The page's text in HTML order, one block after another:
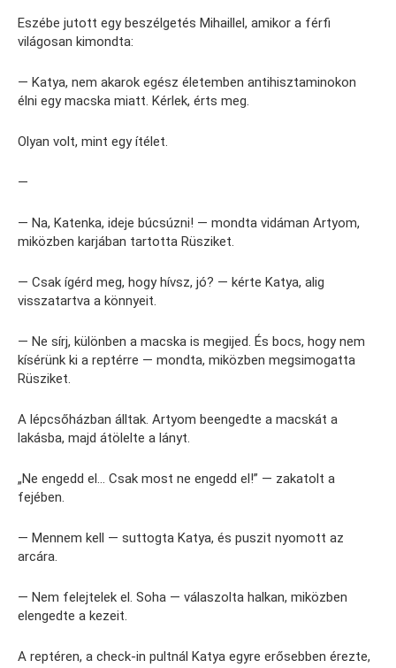
Eszébe jutott egy beszélgetés Mihaillel, amikor a férfi
világosan kimondta:
— Katya, nem akarok egész életemben antihisztaminokon
élni egy macska miatt. Kérlek, érts meg.
Olyan volt, mint egy ítélet.
—
— Na, Katenka, ideje búcsúzni! — mondta vidáman Artyom,
miközben karjában tartotta Rüsziket.
— Csak ígérd meg, hogy hívsz, jó? — kérte Katya, alig
visszatartva a könnyeit.
— Ne sírj, különben a macska is megijed. És bocs, hogy nem
kísérünk ki a reptérre — mondta, miközben megsimogatta
Rüsziket.
A lépcsőházban álltak. Artyom beengedte a macskát a
lakásba, majd átölelte a lányt.
„Ne engedd el… Csak most ne engedd el!” — zakatolt a
fejében.
— Mennem kell — suttogta Katya, és puszit nyomott az
arcára.
— Nem felejtelek el. Soha — válaszolta halkan, miközben
elengedte a kezeit.
A reptéren, a check-in pultnál Katya egyre erősebben érezte,